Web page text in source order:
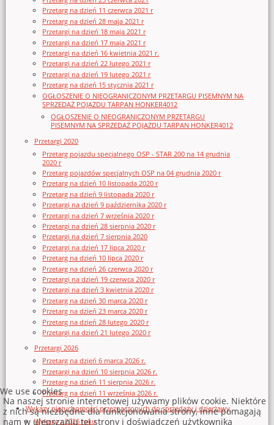
Przetarg na dzień 11 czerwca 2021 r
Przetarg na dzień 28 maja 2021 r
Przetargi na dzień 18 maja 2021 r
Przetargi na dzień 17 maja 2021 r
Przetargi na dzień 16 kwietnia 2021 r.
Przetargi na dzień 22 lutego 2021 r
Przetargi na dzień 19 lutego 2021 r
Przetarg na dzień 15 stycznia 2021 r
OGŁOSZENIE O NIEOGRANICZONYM PRZETARGU PISEMNYM NA
SPRZEDAŻ POJAZDU TARPAN HONKER4012
OGŁOSZENIE O NIEOGRANICZONYM PRZETARGU
PISEMNYM NA SPRZEDAŻ POJAZDU TARPAN HONKER4012
Przetargi 2020
Przetarg pojazdu specjalnego OSP - STAR 200 na 14 grudnia
2020 r
Przetarg pojazdów specjalnych OSP na 04 grudnia 2020 r
Przetarg na dzień 10 listopada 2020 r
Przetarg na dzień 9 listopada 2020 r
Przetargi na dzień 9 października 2020 r
Przetargi na dzień 7 września 2020 r
Przetargi na dzień 28 sierpnia 2020 r
Przetargi na dzień 7 sierpnia 2020
Przetargi na dzień 17 lipca 2020 r
Przetarg na dzień 10 lipca 2020 r
Przetarg na dzień 26 czerwca 2020 r
Przetargi na dzień 19 czerwca 2020 r
Przetargi na dzień 3 kwietnia 2020 r
Przetarg na dzień 30 marca 2020 r
Przetarg na dzień 23 marca 2020 r
Przetarg na dzień 28 lutego 2020 r
Przetargi na dzień 21 lutego 2020 r
Przetargi 2026
Przetarg na dzień 6 marca 2026 r.
Przetargi na dzień 10 sierpnia 2026 r.
Przetarg na dzień 11 sierpnia 2026 r.
Przetarg na dzień 11 września 2026 r.
Wykazy nieruchomości przeznaczonych do sprzedaży i dzierżawy
Wykazy z 2026 roku
We use cookies
Na naszej stronie internetowej używamy plików cookie. Niektóre
z nich są niezbędne dla funkcjonowania strony, inne pomagają
nam w ulepszaniu tej strony i doświadczeń użytkownika